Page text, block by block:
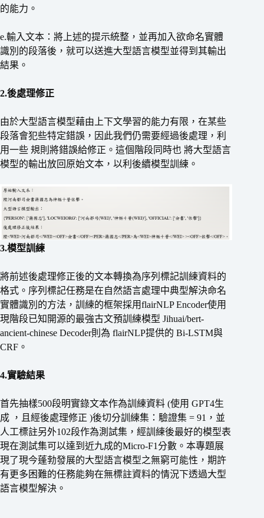
的能力。
e.輸入文本：將上述的提示統整，並再加入欲命名實體
識別的段落後，就可以送進大型語言模型並得到其輸出
結果。
2.後處理修正
由於大型語言模型藉由上下文學習的能力有限，在某些
段落會犯些特定錯誤，因此我們仍需要經過後處理，利
用一些 規則將錯誤給修正。這個階段同時也 將大型語言
模型的輸出放回原始文本，以利後續模型訓練。
3.模型訓練
將前述後處理修正後的文本轉換為序列標記訓練資料的
格式。序列標記任務是在自然語言處理中典型解決命名
實體識別的方法，訓練的框架採用flairNLP Encoder使用
現階段已知開源的最強古文預訓練模型 Jihuai/bert-
ancient-chinese Decoder則為 flairNLP提供的 Bi-LSTM與
CRF。
4.實驗結果
首先抽樣500段明實錄文本作為訓練資料 (使用 GPT4生
成 ，且經後處理修正 )後切分訓練集：驗證集 = 91，並
人工標註另外102段作為測試集，經訓練後最好的模型表
現在測試集可以達到近九成的Micro-F1分數。本專題展
現了現今蓬勃發展的大型語言模型之無窮可能性，期許
有更多困難的任務能夠在無標註資料的情況下透過大型
語言模型解決。